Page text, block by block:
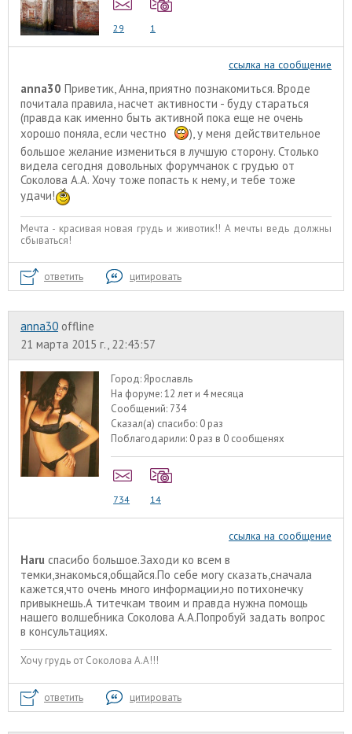
29 1
ссылка на сообщение
anna30 Приветик, Анна, приятно познакомиться. Вроде
почитала правила, насчет активности - буду стараться
(правда как именно быть активной пока еще не очень
хорошо поняла, если честно
), у меня действительное
большое желание измениться в лучшую сторону. Столько
видела сегодня довольных форумчанок с грудью от
Соколова А.А. Хочу тоже попасть к нему, и тебе тоже
удачи!
Мечта - красивая новая грудь и животик!! А мечты ведь должны
сбываться!
ответить цитировать
anna30 offline
21 марта 2015 г., 22:43:57
Город:Ярославль
На форуме:12 лет и 4 месяца
Сообщений: 734
Сказал(а) спасибо: 0 раз
Поблагодарили: 0 раз в 0 сообщенях
734 14
ссылка на сообщение
Haru спасибо большое.Заходи ко всем в
темки,знакомься,общайся.По себе могу сказать,сначала
кажется,что очень много информации,но потихонечку
привыкнешь.А титечкам твоим и правда нужна помощь
нашего волшебника Соколова А.А.Попробуй задать вопрос
в консультациях.
Хочу грудь от Соколова А.А!!!
ответить цитировать